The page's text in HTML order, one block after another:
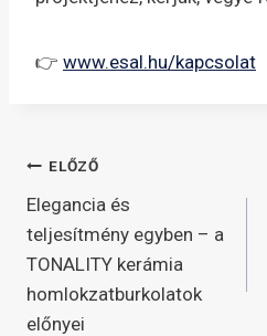
👉 www.esal.hu/kapcsolat
Bejegyzés
navigáció
ELŐZŐ
Elegancia és
teljesítmény egyben – a
TONALITY kerámia
homlokzatburkolatok
előnyei